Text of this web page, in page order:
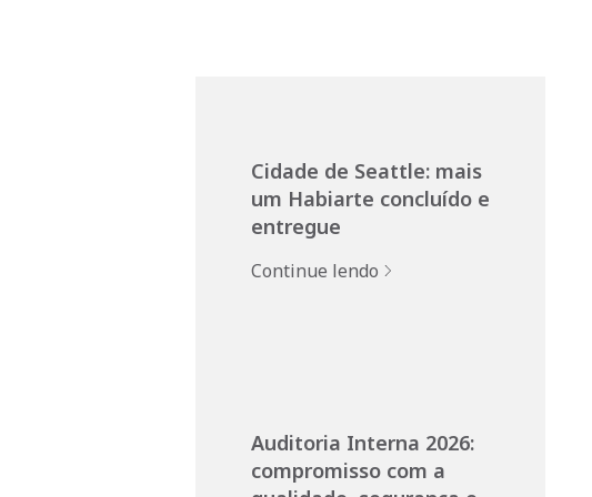
Cidade de Seattle: mais
um Habiarte concluído e
entregue
Continue lendo
Auditoria Interna 2026:
compromisso com a